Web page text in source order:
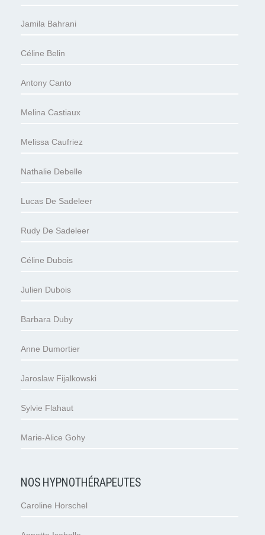
Jamila Bahrani
Céline Belin
Antony Canto
Melina Castiaux
Melissa Caufriez
Nathalie Debelle
Lucas De Sadeleer
Rudy De Sadeleer
Céline Dubois
Julien Dubois
Barbara Duby
Anne Dumortier
Jaroslaw Fijalkowski
Sylvie Flahaut
Marie-Alice Gohy
NOS HYPNOTHÉRAPEUTES
Caroline Horschel